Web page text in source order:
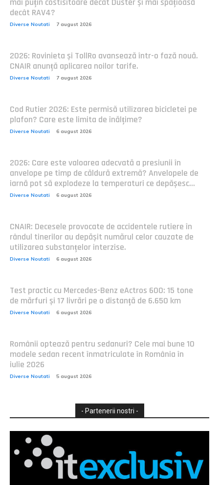
decât RAV4?
Diverse Noutati 7 august 2026
2026: Rovinieta și TollRo avansează într-o fază nouă.
CNAIR anunță aplicarea noilor tarife.
Diverse Noutati 7 august 2026
Cod Rutier 2026: Este permisă utilizarea bicicletei pe
plafon? Care este limita de înălțime?
Diverse Noutati 6 august 2026
2026: Care este valoarea adecvată a presiunii în
anvelope pe timp de căldură extremă? Anvelopele de
iarnă pot să explodeze la temperaturi ce depășesc...
Diverse Noutati 6 august 2026
CNAIR: Decesele provocate de accidentele rutiere în
rândul tinerilor au depășit numărul celor cauzate de
utilizarea substanțelor interzise.
Diverse Noutati 6 august 2026
Test practic cu Mercedes-Benz eActros 600: 15 tone
de mărfuri și 17 livrări pe o distanță de 6.650 km
Diverse Noutati 6 august 2026
Românii optează pentru sedanuri? Cele mai bune 10
modele sedan recent înmatriculate în România în
iulie 2026
Diverse Noutati 5 august 2026
- Partenerii nostri -